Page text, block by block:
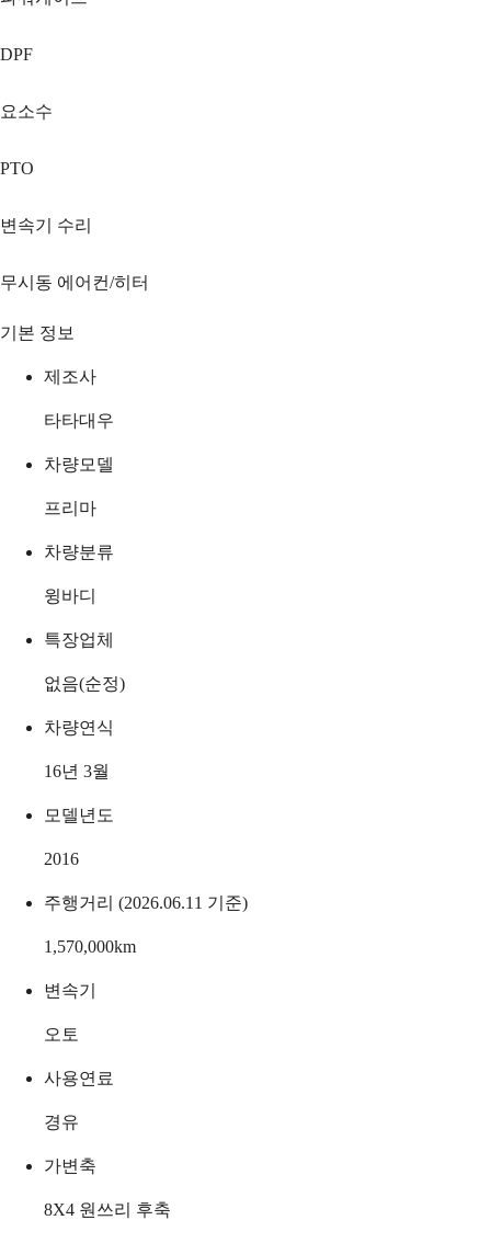
DPF
요소수
PTO
변속기 수리
무시동 에어컨/히터
기본 정보
제조사
타타대우
차량모델
프리마
차량분류
윙바디
특장업체
없음(순정)
차량연식
16년 3월
모델년도
2016
주행거리 (2026.06.11 기준)
1,570,000km
변속기
오토
사용연료
경유
가변축
8X4 원쓰리 후축